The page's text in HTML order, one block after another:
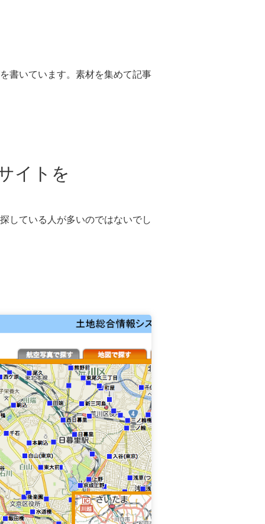
書いています。素材を集めて記事
イトを
している人が多いのではないでし